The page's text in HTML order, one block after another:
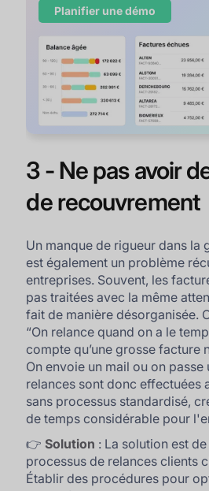
Planifier une démo
3 - Ne pas avoir
de recouvrement
Un manque de rigueur dans la
est également un problème
entreprises. Souvent, les
pas traitées avec la même
fait de manière désorganisée.
“On relance quand on a le
compte qu’une grosse facture
On envoie un mail ou on passe
relances sont donc effectuées
sans processus standardisé,
de temps considérable pour
👉Solution : La solution est
processus de relances clients
Établir des procédures pour